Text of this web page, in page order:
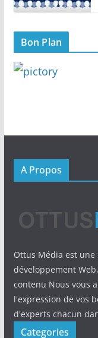
Bon Plan
A Propos
Ottus Média est une
développement
contenu Nous vous
l'expression de vos
d'experts chacun
Categories